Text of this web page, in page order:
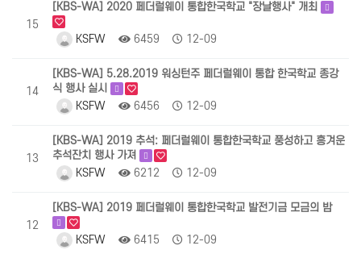
15
[KBS-WA] 2020 페더럴웨이 통합한국학교 "장날행사" 개최
KSFW 6459 12-09
14
[KBS-WA] 5.28.2019 워싱턴주 페더럴웨이 통합 한국학교 종강
식 행사 실시
KSFW
6456 12-09
13
[KBS-WA] 2019 추석: 페더럴웨이 통합한국학교 풍성하고 흥겨운
추석잔치 행사 가져
KSFW
6212 12-09
12
[KBS-WA] 2019 페더럴웨이 통합한국학교 발전기금 모금의 밤
KSFW 6415 12-09